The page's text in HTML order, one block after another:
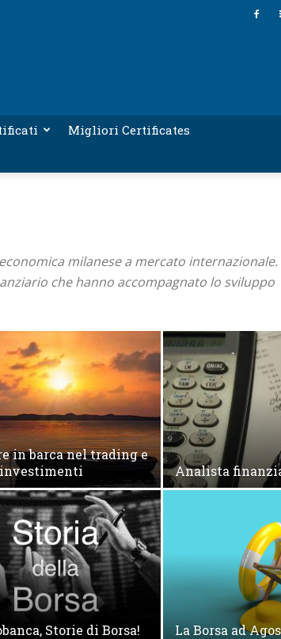
Migliori Certificates
milanese a mercato internazionale.
che hanno accompagnato lo sviluppo
in barca nel trading e
Analista
Storie di Borsa! La Borsa ad